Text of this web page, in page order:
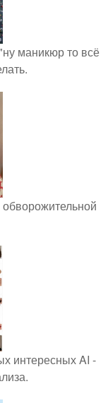
маникюр то всё
интересных AI -